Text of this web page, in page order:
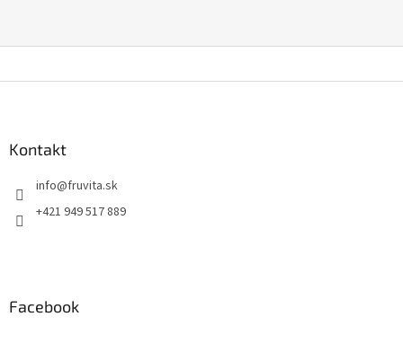
Kontakt
info@fruvita.sk
+421 949 517 889
Facebook